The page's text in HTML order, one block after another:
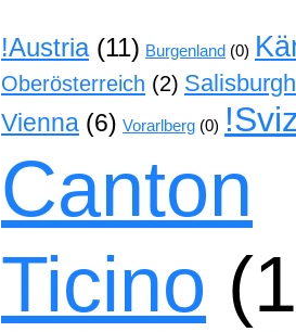
!Austria(11) Burgenland(0)
Oberösterreich (2)
Vienna(6) Vorarlberg(0)
Canton
Ticino